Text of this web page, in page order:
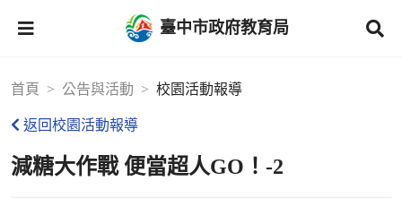
臺中市政府教育局
首頁 公告與活動 校園活動報導
返回校園活動報導
減糖大作戰 便當超人GO！-2